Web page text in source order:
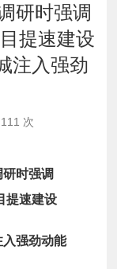
研时强调
提速建设
注入强劲
111 次
时强调
提速建设
入强劲动能